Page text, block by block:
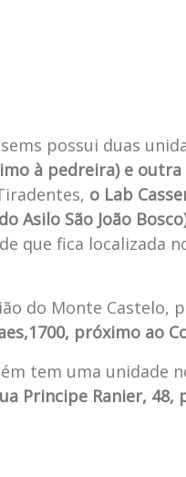
possui duas
à pedreira) e
o Lab
Asilo São João
que fica localizada
do Monte Castelo,
próximo ao
tem uma unidade
Principe Ranier,